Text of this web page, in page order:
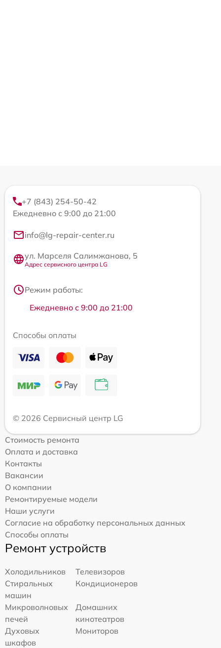
+7 (843) 254-50-42
Ежедневно с 9:00 до 21:00
info@lg-repair-center.ru
ул. Марселя Салимжанова, 5
Адрес сервисного центра LG
Режим работы:
Ежедневно с 9:00 до 21:00
Способы оплаты
© 2026 Сервисный центр LG
Стоимость ремонта
Оплата и доставка
Контакты
Вакансии
О компании
Ремонтируемые модели
Наши услуги
Согласие на обработку персональных данных
Способы оплаты
Ремонт устройств
Холодильников
Телевизоров
Стиральных
машин
Кондиционеров
Микроволновых
печей
Домашних
кинотеатров
Духовых
шкафов
Мониторов